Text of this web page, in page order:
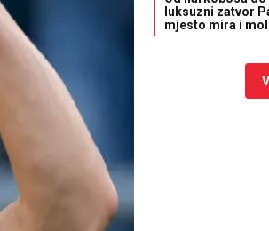
luksuzni zatvor
mjesto mira i